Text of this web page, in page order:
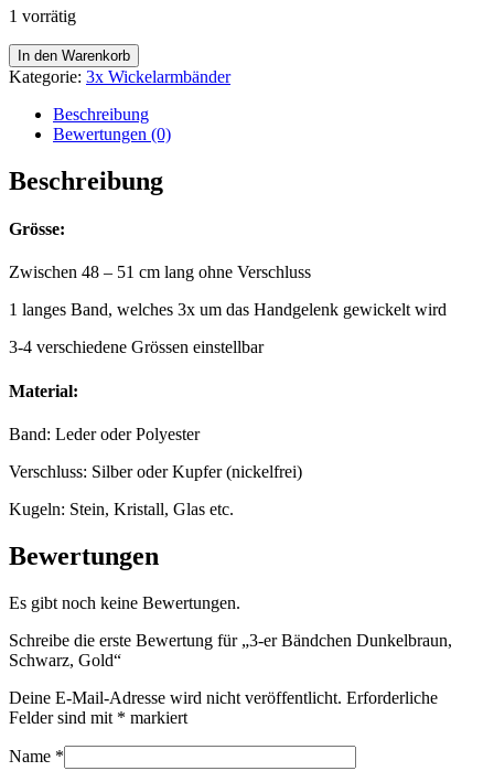
1 vorrätig
3-
er
Bändchen
Dunkelbraun,
Schwarz,
Menge
In den Warenkorb
Kategorie: 3x Wickelarmbänder
Beschreibung
Bewertungen (0)
Beschreibung
Grösse:
Zwischen 48 – 51 cm lang ohne Verschluss
1 langes Band, welches 3x um das Handgelenk gewickelt wird
3-4 verschiedene Grössen einstellbar
Material:
Band: Leder oder Polyester
Verschluss: Silber oder Kupfer (nickelfrei)
Kugeln: Stein, Kristall, Glas etc.
Bewertungen
Es gibt noch keine Bewertungen.
Schreibe die erste Bewertung für „3-er Bändchen Dunkelbraun,
Schwarz, Gold“
Deine E-Mail-Adresse wird nicht veröffentlicht. Erforderliche
Felder sind mit * markiert
Name *